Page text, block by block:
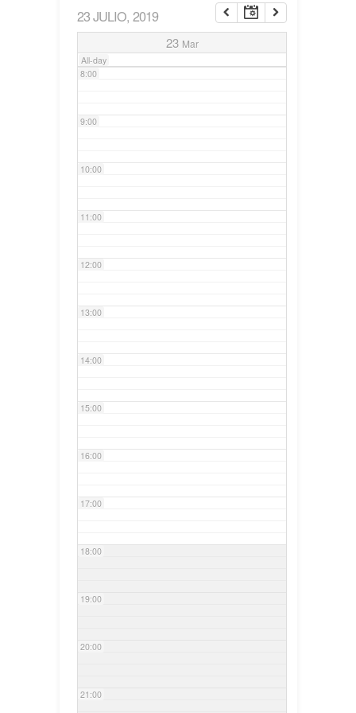
23 JULIO, 2019
23 Mar
All-day
7:00
8:00
9:00
10:00
11:00
12:00
13:00
14:00
15:00
16:00
17:00
18:00
19:00
20:00
21:00